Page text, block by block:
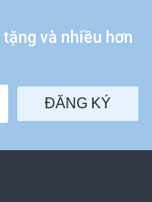
và nhiều hơn
ĐĂNG KÝ